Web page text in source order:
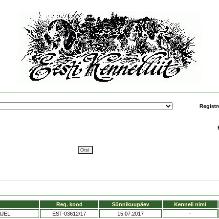
Reg. kood Sünnikuupäev
Kenneli nimi
EST-03612/17 15.07.2017 -